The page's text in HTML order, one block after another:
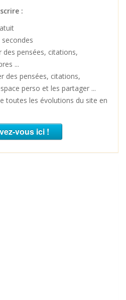
:
des pensées, citations,
...
des pensées, citations,
perso et les partager ...
toutes les évolutions du site en
vous ici !